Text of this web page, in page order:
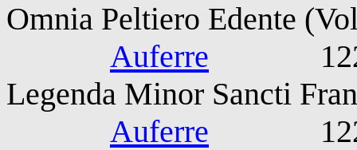
Omnia Peltiero Edente
Auferre 1221-
Legenda Minor Sancti
Auferre 1221-